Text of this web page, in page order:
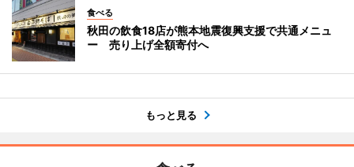
食べる
秋田の飲食18店が熊本地震復興支援で共通メニュ
ー 売り上げ全額寄付へ
もっと見る